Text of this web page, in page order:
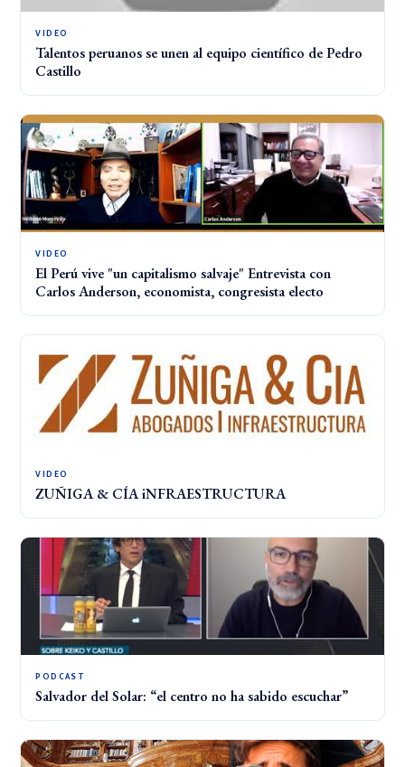
VIDEO
Talentos peruanos se unen al equipo científico de Pedro
Castillo
VIDEO
El Perú vive "un capitalismo salvaje" Entrevista con
Carlos Anderson, economista, congresista electo
VIDEO
ZUÑIGA & CÍA iNFRAESTRUCTURA
PODCAST
Salvador del Solar: “el centro no ha sabido escuchar”